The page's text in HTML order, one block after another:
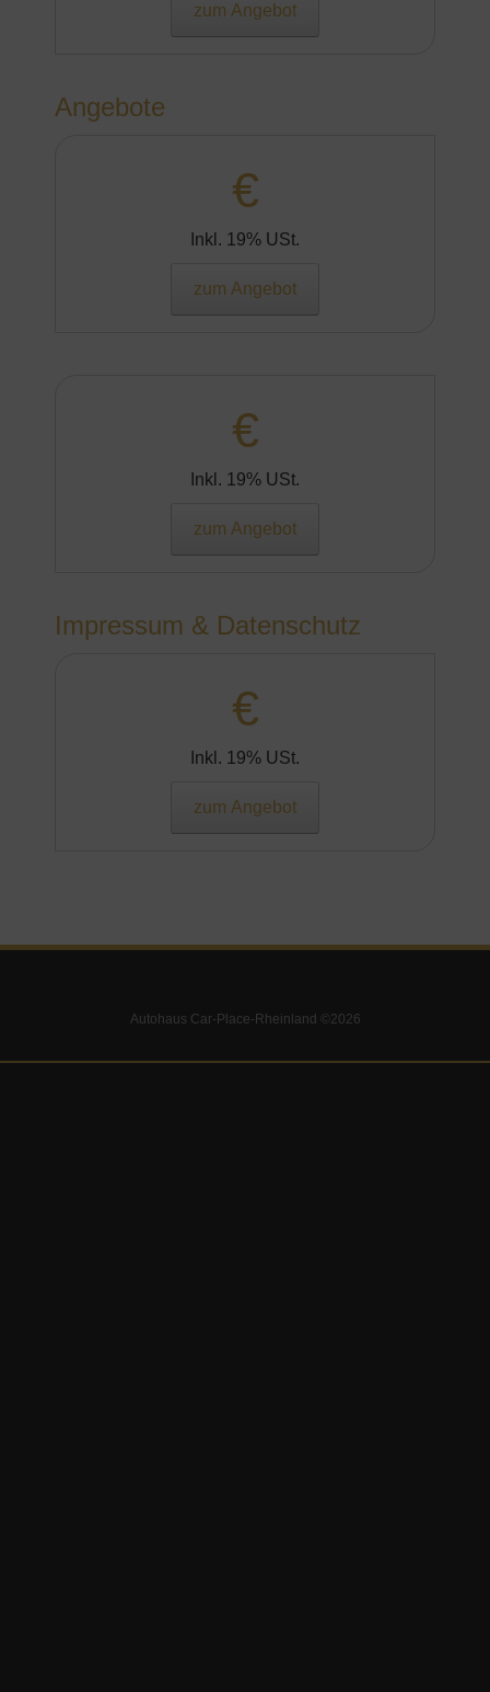
zum Angebot
Angebote
€
Inkl. 19% USt.
zum Angebot
€
Inkl. 19% USt.
zum Angebot
Impressum & Datenschutz
€
Inkl. 19% USt.
zum Angebot
Autohaus Car-Place-Rheinland ©2026